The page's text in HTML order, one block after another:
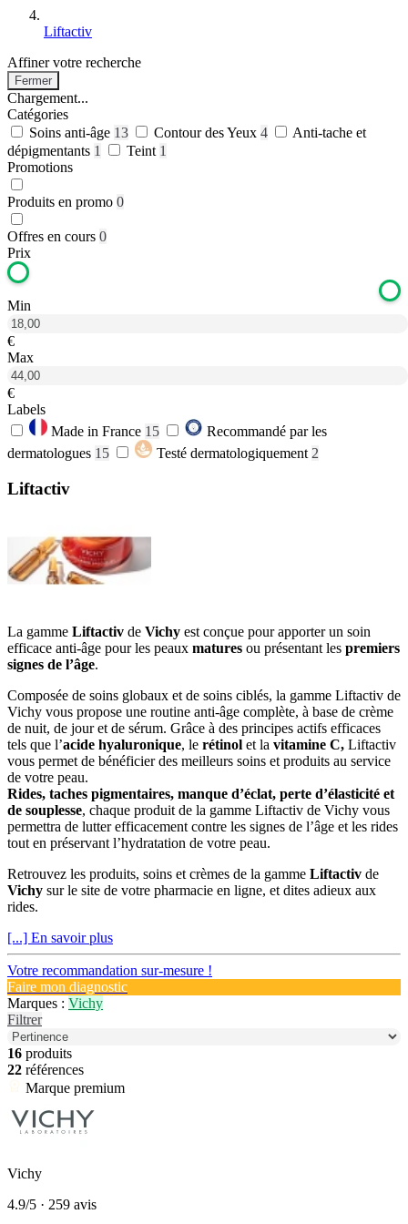
Liftactiv
Affiner votre recherche
Fermer
Chargement...
Catégories
Soins anti-âge 13 Contour des Yeux 4
Anti-tache et
dépigmentants 1 Teint 1
Promotions
Produits en promo 0
Offres en cours 0
Prix
Min
€
Max
€
Labels
Made in France 15
Recommandé par les
dermatologues 15 Testé dermatologiquement 2
Liftactiv
La gamme Liftactiv de Vichy est conçue pour apporter un soin
efficace anti-âge pour les peaux matures ou présentant les premiers
signes de l’âge.
Composée de soins globaux et de soins ciblés, la gamme Liftactiv de
Vichy vous propose une routine anti-âge complète, à base de crème
de nuit, de jour et de sérum. Grâce à des principes actifs efficaces
tels que l’acide hyaluronique, le rétinol et la vitamine C, Liftactiv
vous permet de bénéficier des meilleurs soins et produits au service
de votre peau.
Rides, taches pigmentaires, manque d’éclat, perte d’élasticité et
de souplesse, chaque produit de la gamme Liftactiv de Vichy vous
permettra de lutter efficacement contre les signes de l’âge et les rides
tout en préservant l’hydratation de votre peau.
Retrouvez les produits, soins et crèmes de la gamme Liftactiv de
Vichy sur le site de votre pharmacie en ligne, et dites adieux aux
rides.
[...] En savoir plus
Votre recommandation sur-mesure !
Faire mon diagnostic
Marques : Vichy
Filtrer
16 produits
22 références
Marque premium
Vichy
4.9/5 · 259 avis